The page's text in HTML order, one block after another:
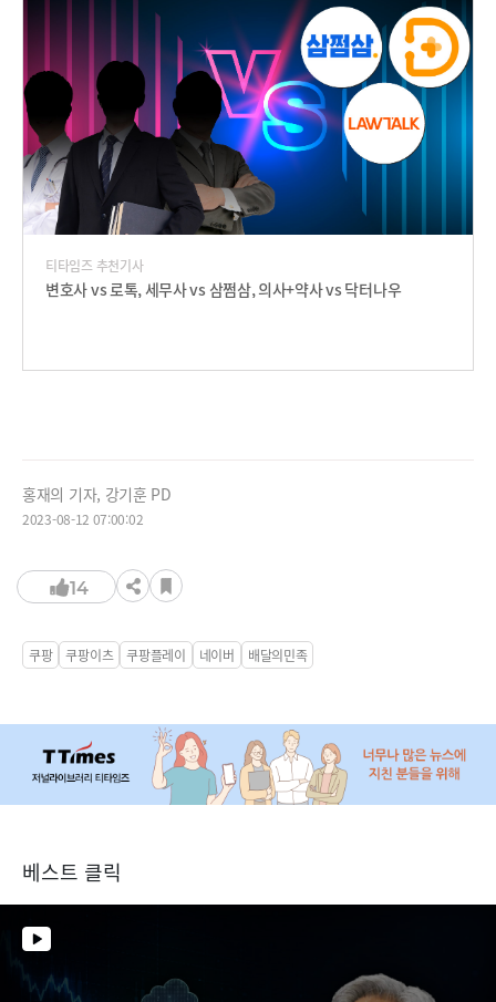
티타임즈 추천기사
변호사 vs 로톡, 세무사 vs 삼쩜삼, 의사+약사 vs 닥터나우
홍재의 기자, 강기훈 PD
2023-08-12 07:00:02
14
쿠팡 쿠팡이츠 쿠팡플레이 네이버 배달의민족
베스트 클릭